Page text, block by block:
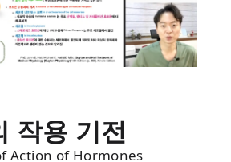
작용 기전
Action of Hormones